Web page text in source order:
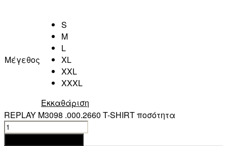
Μέγεθος
S
M
L
XL
XXL
XXXL
Εκκαθάριση
REPLAY M3098 .000.2660 T-SHIRT ποσότητα